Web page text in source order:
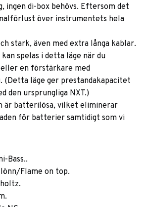
ingen di-box behövs. Eftersom det
över instrumentets hela
stark, även med extra långa kablar.
spelas i detta läge när du
eller en förstärkare med
(Detta läge ger prestandakapacitet
den ursprungliga NXT.)
är batterilösa, vilket eliminerar
för batterier samtidigt som vi
Bass..
Flame on top.